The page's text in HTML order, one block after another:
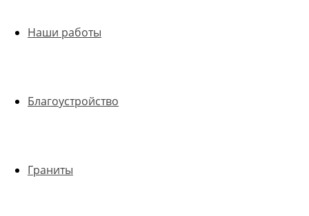
Наши работы
Благоустройство
Граниты